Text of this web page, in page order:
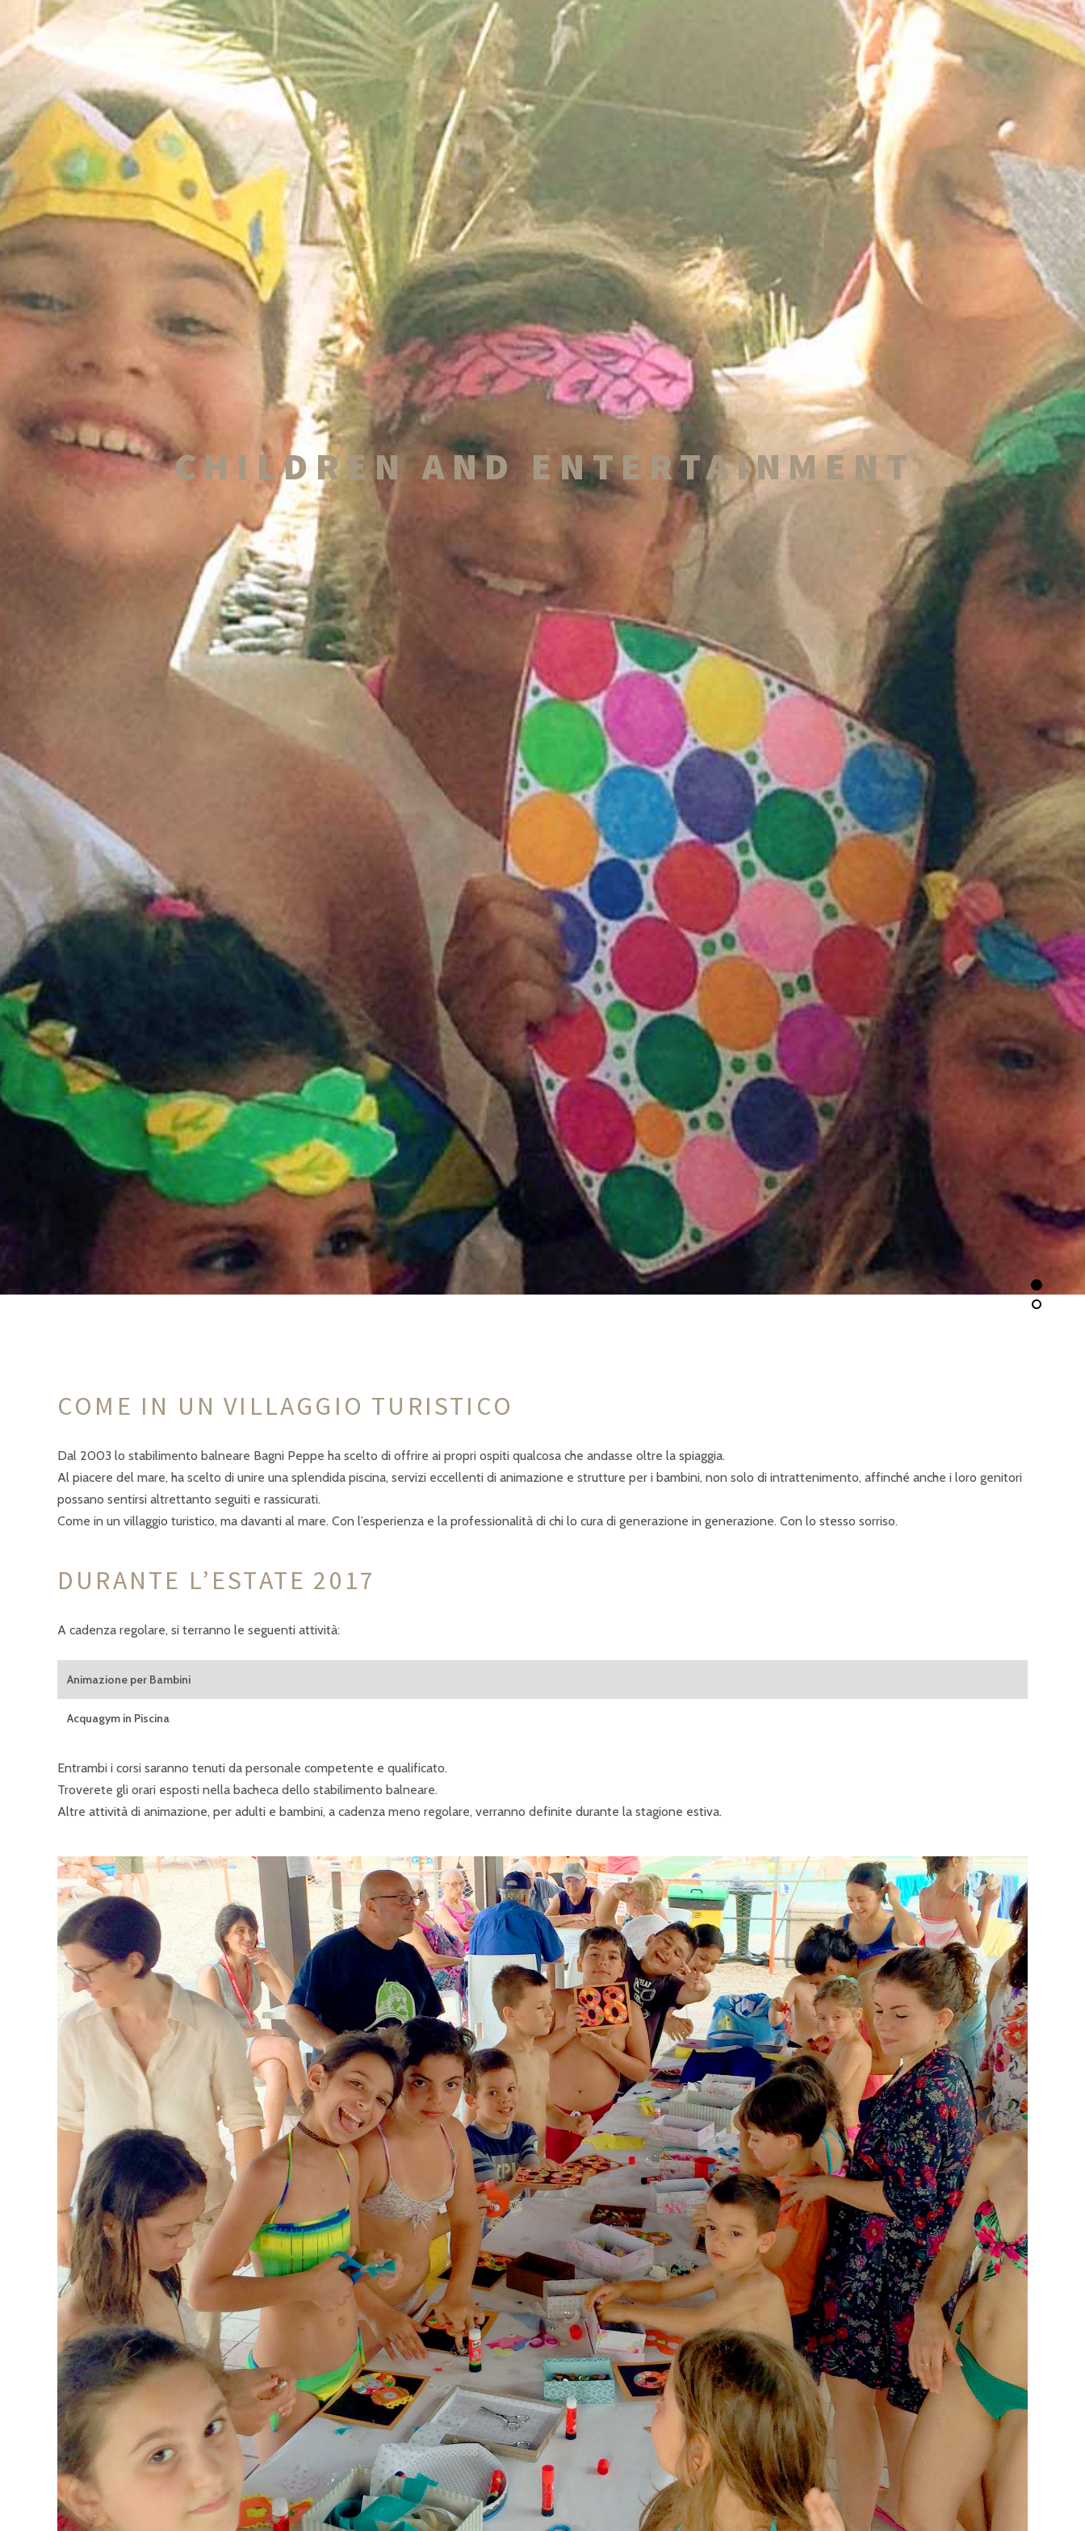
CHILDREN AND ENTERTAINMENT
COME IN UN VILLAGGIO TURISTICO
Dal 2003 lo stabilimento balneare Bagni Peppe ha scelto di offrire ai propri ospiti qualcosa che andasse oltre la spiaggia.
Al piacere del mare, ha scelto di unire una splendida piscina, servizi eccellenti di animazione e strutture per i bambini, non solo di intrattenimento, affinché anche i loro genitori
possano sentirsi altrettanto seguiti e rassicurati.
Come in un villaggio turistico, ma davanti al mare. Con l’esperienza e la professionalità di chi lo cura di generazione in generazione. Con lo stesso sorriso.
DURANTE L’ESTATE 2017
A cadenza regolare, si terranno le seguenti attività:
Animazione per Bambini
Acquagym in Piscina
Entrambi i corsi saranno tenuti da personale competente e qualificato.
Troverete gli orari esposti nella bacheca dello stabilimento balneare.
Altre attività di animazione, per adulti e bambini, a cadenza meno regolare, verranno definite durante la stagione estiva.